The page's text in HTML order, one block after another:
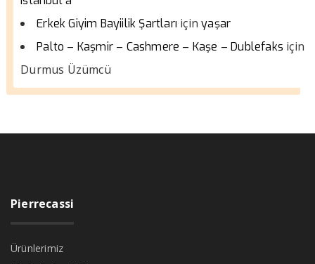
Erkek Giyim Bayiilik Şartları içinyaşar
Palto – Kaşmir – Cashmere – Kaşe – Dublefaks için
Durmus Üzümcü
Pierrecassi
Ürünlerimiz